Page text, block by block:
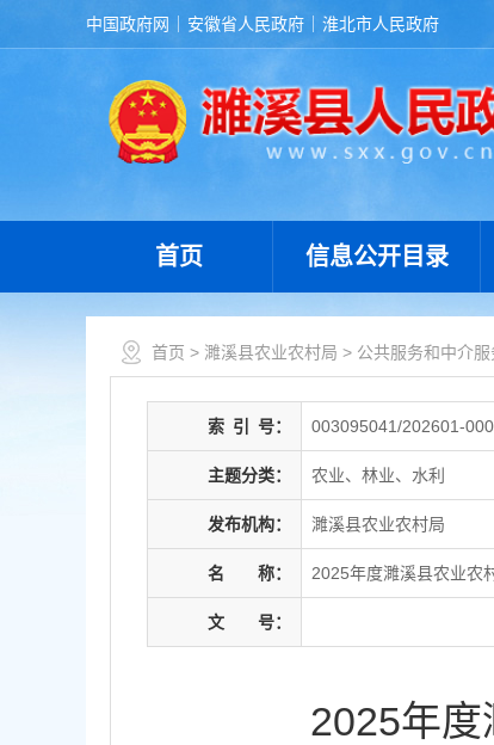
中国政府网 安徽省人民政府 淮北市人民政府
首页 信息公开目录
首页 > 濉溪县农业农村局 > 公共服务和中介服
索 引 号： 003095041/202601-
主题分类： 农业、林业、水利
发布机构： 濉溪县农业农村局
名 称： 2025年度濉溪县农业农
文 号：
2025年